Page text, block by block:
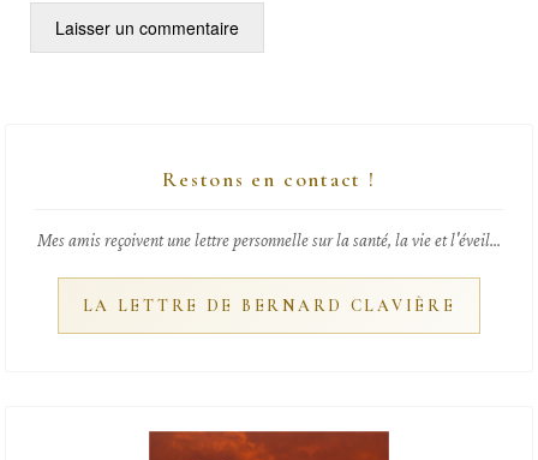
Restons en contact !
Mes amis reçoivent une lettre personnelle sur la santé, la vie et l'éveil...
LA LETTRE DE BERNARD CLAVIÈRE